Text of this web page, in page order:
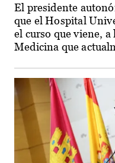
El presidente
que el Hospital
el curso que viene,
Medicina que